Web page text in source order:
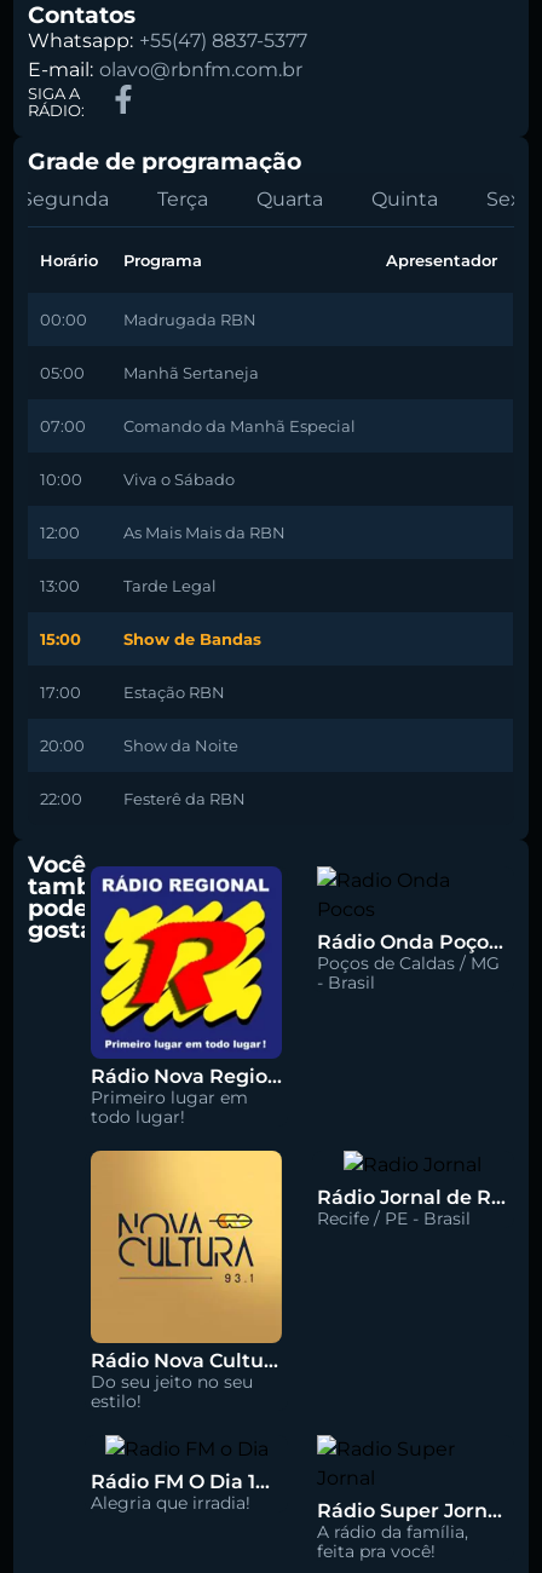
Contatos
Whatsapp: +55(47) 8837-5377
E-mail: olavo@rbnfm.com.br
SIGA A
RÁDIO:
Grade de programação
Segunda Terça Quarta Quinta Sexta
Horário Programa Apresentador
00:00 Madrugada RBN
05:00 Manhã Sertaneja
07:00 Comando da Manhã Especial
10:00 Viva o Sábado
12:00 As Mais Mais da RBN
13:00 Tarde Legal
15:00 Show de Bandas
17:00 Estação RBN
20:00 Show da Noite
22:00 Festerê da RBN
Você
também
pode
gostar
Rádio Nova Regional 91.5 FM
Primeiro lugar em
todo lugar!
Rádio Onda Poços 96.7 FM
Poços de Caldas / MG
- Brasil
Rádio Nova Cultura 93.1 FM
Do seu jeito no seu
estilo!
Rádio Jornal de Recife 90.3 FM
Recife / PE - Brasil
Rádio FM O Dia 100.5
Alegria que irradia! Rádio Super Jornal 105.7 FM
A rádio da família,
feita pra você!